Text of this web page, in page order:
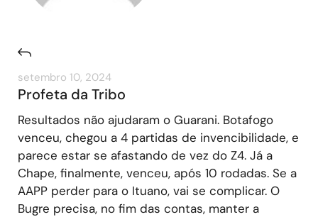
setembro 10, 2024
Profeta da Tribo
Resultados não ajudaram o Guarani. Botafogo
venceu, chegou a 4 partidas de invencibilidade, e
parece estar se afastando de vez do Z4. Já a
Chape, finalmente, venceu, após 10 rodadas. Se a
AAPP perder para o Ituano, vai se complicar. O
Bugre precisa, no fim das contas, manter a